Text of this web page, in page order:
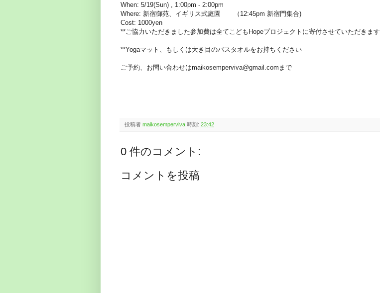
When: 5/19(Sun) , 1:00pm - 2:00pm
Where: 新宿御苑、イギリス式庭園 （12:45pm 新宿門集合)
Cost: 1000yen
**ご協力いただきました参加費は全てこどもHopeプロジェクトに寄付させていただきます
**Yogaマット、もしくは大き目のバスタオルをお持ちください
ご予約、お問い合わせはmaikosemperviva@gmail.comまで
投稿者 maikosemperviva 時刻: 23:42
0 件のコメント:
コメントを投稿